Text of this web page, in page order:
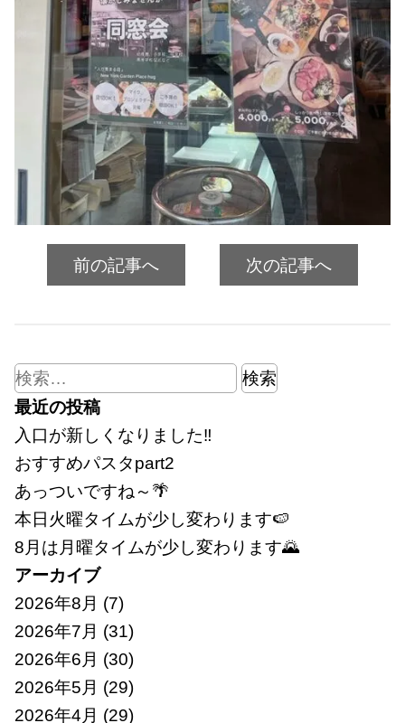
前の記事へ 次の記事へ
検
索:
最近の投稿
入口が新しくなりました‼
おすすめパスタpart2
あっついですね～🌴
本日火曜タイムが少し変わります🍉
8月は月曜タイムが少し変わります🌄
アーカイブ
2026年8月 (7)
2026年7月 (31)
2026年6月 (30)
2026年5月 (29)
2026年4月 (29)